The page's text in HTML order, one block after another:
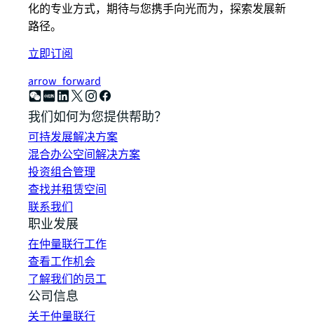
化的专业方式，期待与您携手向光而为，探索发展新
路径。
立即订阅
arrow_forward
我们如何为您提供帮助？
可持发展解决方案
混合办公空间解决方案
投资组合管理
查找并租赁空间
联系我们
职业发展
在仲量联行工作
查看工作机会
了解我们的员工
公司信息
关于仲量联行